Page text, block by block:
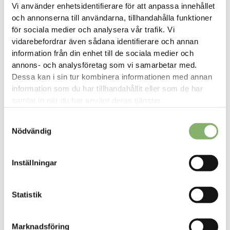
Vi använder enhetsidentifierare för att anpassa innehållet
och annonserna till användarna, tillhandahålla funktioner
för sociala medier och analysera vår trafik. Vi
vidarebefordrar även sådana identifierare och annan
information från din enhet till de sociala medier och
annons- och analysföretag som vi samarbetar med.
Dessa kan i sin tur kombinera informationen med annan
information som du har tillhandahållit eller som de har
Nödvändig
Inställningar
Statistik
Marknadsföring